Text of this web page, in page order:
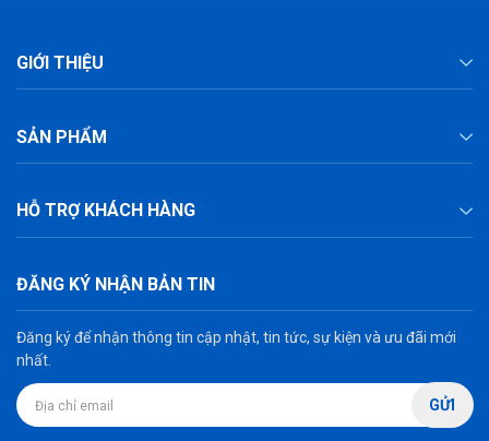
GIỚI THIỆU
SẢN PHẨM
HỖ TRỢ KHÁCH HÀNG
ĐĂNG KÝ NHẬN BẢN TIN
Đăng ký để nhận thông tin cập nhật, tin tức, sự kiện và ưu đãi mới
nhất.
GỬI